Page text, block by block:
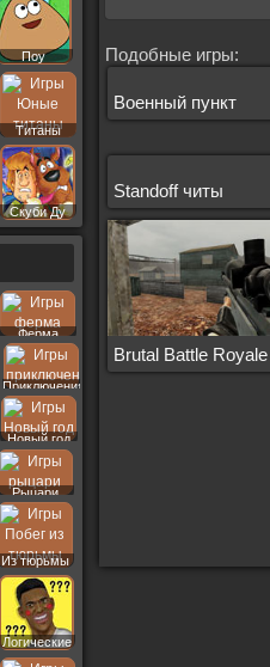
Подобные игры:
Военный пункт
Standoff читы
Brutal Battle Royale
Поу
Титаны
Скуби Ду
Ферма
Приключения
Новый год
Рыцари
Из тюрьмы
Логические